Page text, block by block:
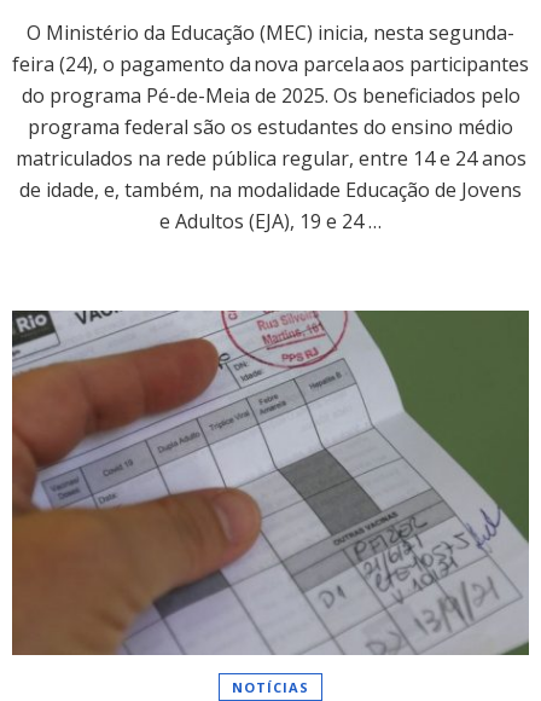
O Ministério da Educação (MEC) inicia, nesta segunda-
feira (24), o pagamento da nova parcela aos participantes
do programa Pé-de-Meia de 2025. Os beneficiados pelo
programa federal são os estudantes do ensino médio
matriculados na rede pública regular, entre 14 e 24 anos
de idade, e, também, na modalidade Educação de Jovens
e Adultos (EJA), 19 e 24 …
NOTÍCIAS